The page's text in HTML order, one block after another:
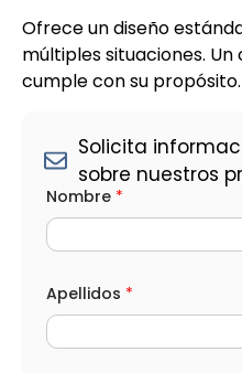
Ofrece un diseño
múltiples situaciones.
cumple con su propósito.
Solicita
sobre nuestros
r
o
u
t
o
s
P
Nombre *
Apellidos *